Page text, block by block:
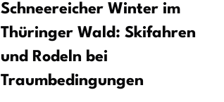
Schneereicher Winter im
Thüringer Wald: Skifahren
und Rodeln bei
Traumbedingungen